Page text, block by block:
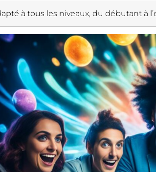
à tous les niveaux, du débutant à